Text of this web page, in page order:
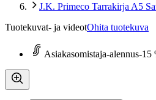
J.K. Primeco Tarrakirja A5
Tuotekuvat- ja videotOhita tuotekuva
Asiakasomistaja-alennus-15